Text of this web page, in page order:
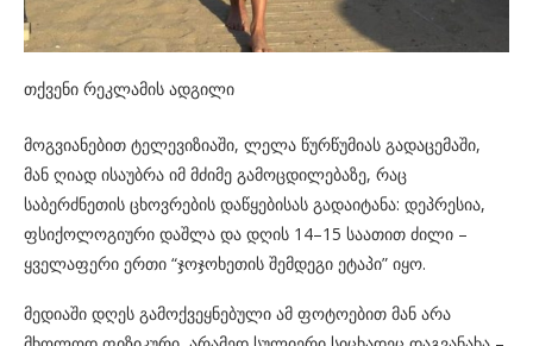
თქვენი რეკლამის ადგილი
მოგვიანებით ტელევიზიაში, ლელა წურწუმიას გადაცემაში,
მან ღიად ისაუბრა იმ მძიმე გამოცდილებაზე, რაც
საბერძნეთის ცხოვრების დაწყებისას გადაიტანა: დეპრესია,
ფსიქოლოგიური დაშლა და დღის 14–15 საათით ძილი –
ყველაფერი ერთი “ჯოჯოხეთის შემდეგი ეტაპი” იყო.
მედიაში დღეს გამოქვეყნებული ამ ფოტოებით მან არა